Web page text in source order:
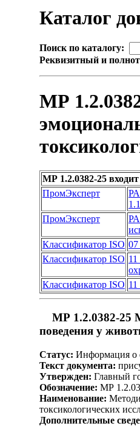
Каталог
Поиск по каталогу:
Реквизитный и
МР
МР 1.2.0382-25
ПромЭксперт
ПромЭксперт
Классификатор ISO
Классификатор ISO
Классификатор ISO
МР 1.2.0382-25
поведения у
Статус: Информация о
Текст документа:
Утвержден: Главный
Обозначение: МР
Наименование:
токсикологических
Дополнительные